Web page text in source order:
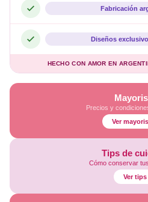
Precios y
Ver
Tips de
Cómo conservar
Ver tips
Fabricación
Diseños
HECHO CON AMOR EN